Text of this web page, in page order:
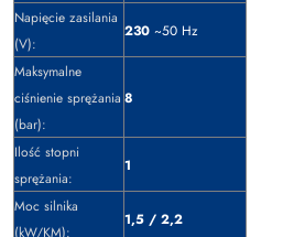
Napięcie zasilania
(V):
230 ~50 Hz
Maksymalne
ciśnienie sprężania
(bar):
8
Ilość stopni
sprężania:
1
Moc silnika
(kW/KM):
1,5 / 2,2